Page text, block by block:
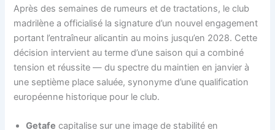
Après des semaines de rumeurs et de tractations, le club
madrilène a officialisé la signature d’un nouvel engagement
portant l’entraîneur alicantin au moins jusqu’en 2028. Cette
décision intervient au terme d’une saison qui a combiné
tension et réussite — du spectre du maintien en janvier à
une septième place saluée, synonyme d’une qualification
européenne historique pour le club.
Getafe capitalise sur une image de stabilité en